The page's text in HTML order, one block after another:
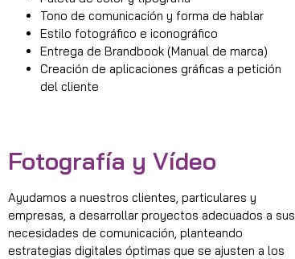
Tono de comunicación y forma de hablar
Estilo fotográfico e iconográfico
Entrega de Brandbook (Manual de marca)
Creación de aplicaciones gráficas a petición
del cliente
Fotografía y Vídeo
Ayudamos a nuestros clientes, particulares y
empresas, a desarrollar proyectos adecuados a sus
necesidades de comunicación, planteando
estrategias digitales óptimas que se ajusten a los